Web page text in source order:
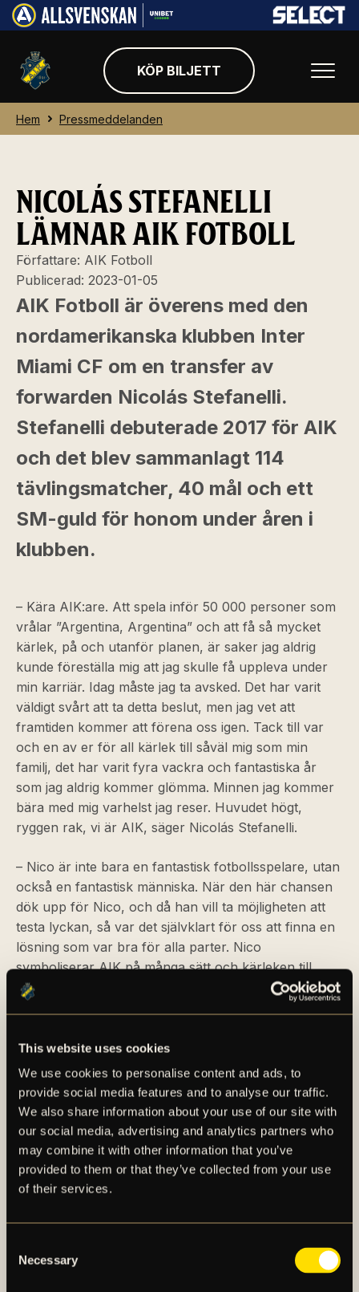
This website uses cookies
We use cookies to personalise content and ads, to
provide social media features and to analyse our traffic.
We also share information about your use of our site with
our social media, advertising and analytics partners who
may combine it with other information that you’ve
provided to them or that they’ve collected from your use
of their services.
Selection
Necessary
KÖP BILJETT
Hem Pressmeddelanden
NICOLÁS STEFANELLI
LÄMNAR AIK FOTBOLL
Författare: AIK Fotboll
Publicerad: 2023-01-05
AIK Fotboll är överens med den
nordamerikanska klubben Inter
Miami CF om en transfer av
forwarden Nicolás Stefanelli.
Stefanelli debuterade 2017 för AIK
och det blev sammanlagt 114
tävlingsmatcher, 40 mål och ett
SM-guld för honom under åren i
klubben.
– Kära AIK:are. Att spela inför 50 000 personer som
vrålar ”Argentina, Argentina” och att få så mycket
kärlek, på och utanför planen, är saker jag aldrig
kunde föreställa mig att jag skulle få uppleva under
min karriär. Idag måste jag ta avsked. Det har varit
väldigt svårt att ta detta beslut, men jag vet att
framtiden kommer att förena oss igen. Tack till var
och en av er för all kärlek till såväl mig som min
familj, det har varit fyra vackra och fantastiska år
som jag aldrig kommer glömma. Minnen jag kommer
bära med mig varhelst jag reser. Huvudet högt,
ryggen rak, vi är AIK, säger Nicolás Stefanelli.
– Nico är inte bara en fantastisk fotbollsspelare, utan
också en fantastisk människa. När den här chansen
dök upp för Nico, och då han vill ta möjligheten att
testa lyckan, så var det självklart för oss att finna en
lösning som var bra för alla parter. Nico
symboliserar AIK på många sätt och kärleken till
klubben är ömsesidig. Vi hoppas kunna hälsa honom
tillbaka till AIK i någon form i framtiden, säger
För en längre faktapresentation av Nicolás Stefanelli,
se det bifogade materialet i detta pressmeddelande.
AIK – SEDAN 1891